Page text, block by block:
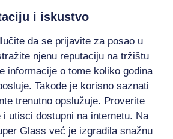
i iskustvo
da se prijavite za posao u
njenu reputaciju na tržištu
informacije o tome koliko godina
Takođe je korisno saznati
trenutno opslužuje. Proverite
utisci dostupni na internetu. Na
Glass već je izgradila snažnu